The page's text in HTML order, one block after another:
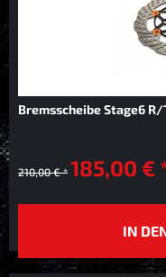
Bremsscheibe Stage6 R/
210,00 € * 185,00 €
IN